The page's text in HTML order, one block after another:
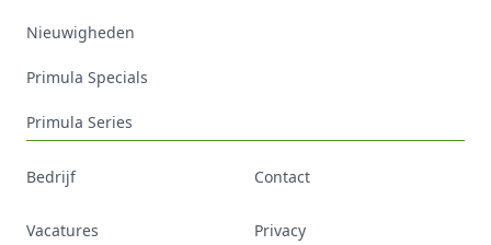
Nieuwigheden
Primula Specials
Primula Series
Footer
Bedrijf
Vacatures
Contact
Privacy